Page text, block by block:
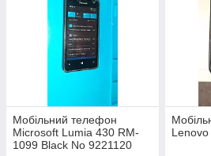
Мобільний телефон
Microsoft Lumia 430 RM-
1099 Black No 9221120
Lenovo